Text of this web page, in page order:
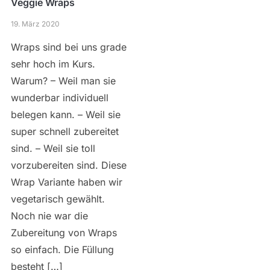
Veggie Wraps
19. März 2020
Wraps sind bei uns grade
sehr hoch im Kurs.
Warum? – Weil man sie
wunderbar individuell
belegen kann. – Weil sie
super schnell zubereitet
sind. – Weil sie toll
vorzubereiten sind. Diese
Wrap Variante haben wir
vegetarisch gewählt.
Noch nie war die
Zubereitung von Wraps
so einfach. Die Füllung
besteht […]